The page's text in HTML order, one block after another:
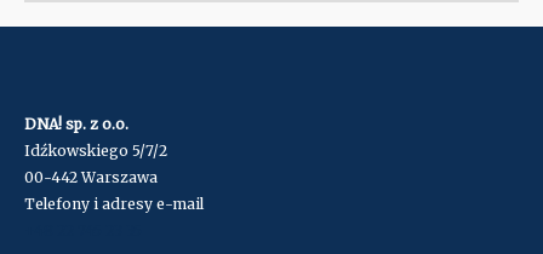
DNA! sp. z o.o.
Idźkowskiego 5/7/2
00-442 Warszawa
Telefony i adresy e-mail